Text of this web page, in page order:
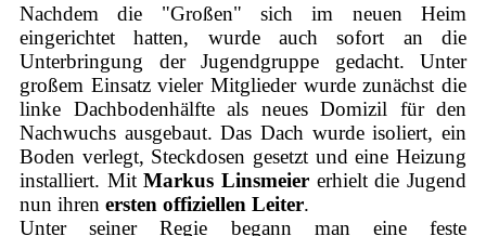
Nachdem die "Großen" sich im neuen Heim
eingerichtet hatten, wurde auch sofort an die
Unterbringung der Jugendgruppe gedacht. Unter
großem Einsatz vieler Mitglieder wurde zunächst die
linke Dachbodenhälfte als neues Domizil für den
Nachwuchs ausgebaut. Das Dach wurde isoliert, ein
Boden verlegt, Steckdosen gesetzt und eine Heizung
installiert. MitMarkus Linsmeier erhielt die Jugend
nun ihren ersten offiziellen Leiter.
Unter seiner Regie begann man eine feste